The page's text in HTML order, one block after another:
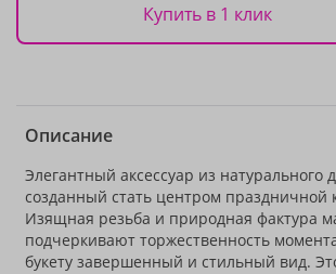
Купить в 1 клик
Описание
Элегантный аксессуар из натурального
созданный стать центром праздничной
Изящная резьба и природная фактура
подчеркивают торжественность
букету завершенный и стильный вид.